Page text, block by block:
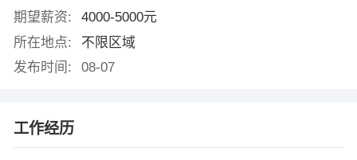
期望薪资:
4000-5000元
所在地点:
不限区域
发布时间:
08-07
工作经历